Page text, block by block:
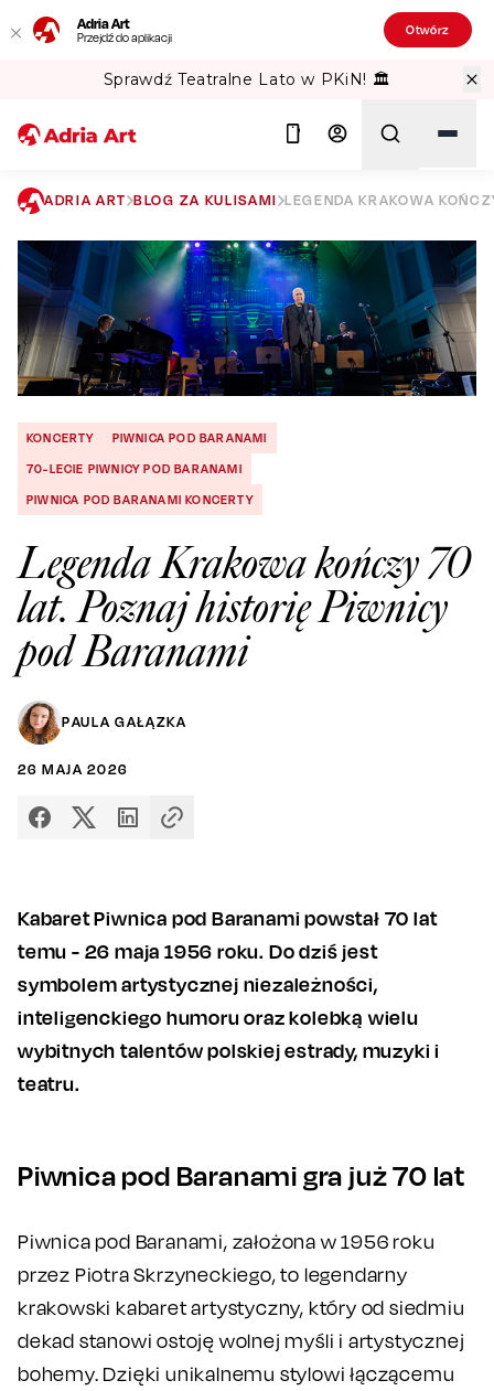
Adria Art
Przejdź do aplikacji Otwórz
Sprawdź Teatralne Lato w PKiN! 🏛️
Szukaj
ADRIA ART BLOG ZA KULISAMI LEGENDA KRAKOWA
KONCERTY
PIWNICA POD BARANAMI
70-LECIE PIWNICY POD BARANAMI
PIWNICA POD BARANAMI KONCERTY
Legenda Krakowa kończy 70
lat. Poznaj historię Piwnicy
pod Baranami
PAULA GAŁĄZKA
26 MAJA 2026
Kabaret Piwnica pod Baranami powstał 70 lat
temu - 26 maja 1956 roku. Do dziś jest
symbolem artystycznej niezależności,
inteligenckiego humoru oraz kolebką wielu
wybitnych talentów polskiej estrady, muzyki i
teatru.
Piwnica pod Baranami gra już 70 lat
Piwnica pod Baranami, założona w 1956 roku
przez Piotra Skrzyneckiego, to legendarny
krakowski kabaret artystyczny, który od siedmiu
dekad stanowi ostoję wolnej myśli i artystycznej
bohemy. Dzięki unikalnemu stylowi łączącemu